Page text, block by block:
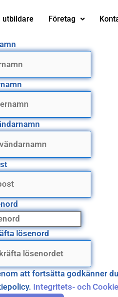
utbildare Företag
lösenord
att fortsätta godkänner
Integritets- och